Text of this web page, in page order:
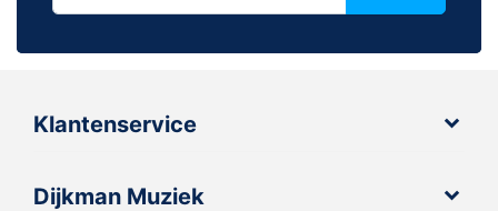
Klantenservice
Dijkman Muziek